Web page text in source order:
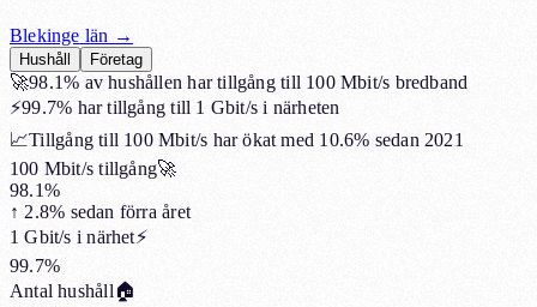
Blekinge län →
Hushåll Företag
🚀98.1% av hushållen har tillgång till 100 Mbit/s bredband
⚡99.7% har tillgång till 1 Gbit/s i närheten
📈Tillgång till 100 Mbit/s har ökat med 10.6% sedan 2021
100 Mbit/s tillgång🚀
98.1%
↑ 2.8% sedan förra året
1 Gbit/s i närhet⚡
99.7%
Antal hushåll🏠